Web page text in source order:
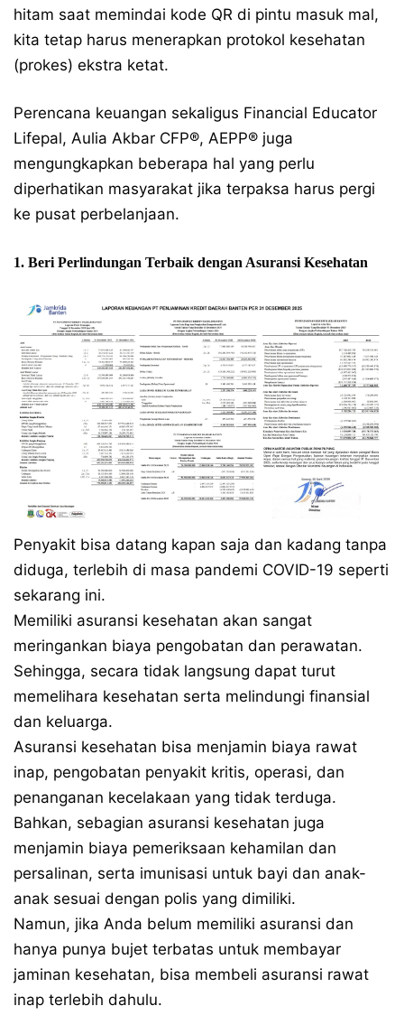
hitam saat memindai kode QR di pintu masuk mal,
kita tetap harus menerapkan protokol kesehatan
(prokes) ekstra ketat.
Perencana keuangan sekaligus Financial Educator
Lifepal, Aulia Akbar CFP®, AEPP® juga
mengungkapkan beberapa hal yang perlu
diperhatikan masyarakat jika terpaksa harus pergi
ke pusat perbelanjaan.
1. Beri Perlindungan Terbaik dengan Asuransi Kesehatan
Penyakit bisa datang kapan saja dan kadang tanpa
diduga, terlebih di masa pandemi COVID-19 seperti
sekarang ini.
Memiliki asuransi kesehatan akan sangat
meringankan biaya pengobatan dan perawatan.
Sehingga, secara tidak langsung dapat turut
memelihara kesehatan serta melindungi finansial
dan keluarga.
Asuransi kesehatan bisa menjamin biaya rawat
inap, pengobatan penyakit kritis, operasi, dan
penanganan kecelakaan yang tidak terduga.
Bahkan, sebagian asuransi kesehatan juga
menjamin biaya pemeriksaan kehamilan dan
persalinan, serta imunisasi untuk bayi dan anak-
anak sesuai dengan polis yang dimiliki.
Namun, jika Anda belum memiliki asuransi dan
hanya punya bujet terbatas untuk membayar
jaminan kesehatan, bisa membeli asuransi rawat
inap terlebih dahulu.